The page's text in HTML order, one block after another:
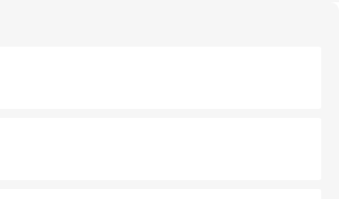
カーズは地元の風情を楽しめる外せないスポット